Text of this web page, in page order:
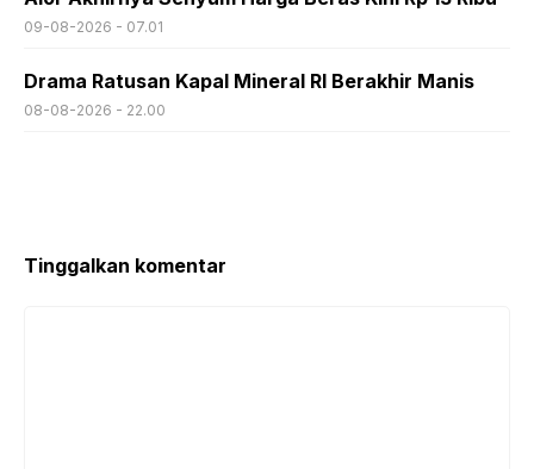
09-08-2026 - 07.01
Drama Ratusan Kapal Mineral RI Berakhir Manis
08-08-2026 - 22.00
Tinggalkan komentar